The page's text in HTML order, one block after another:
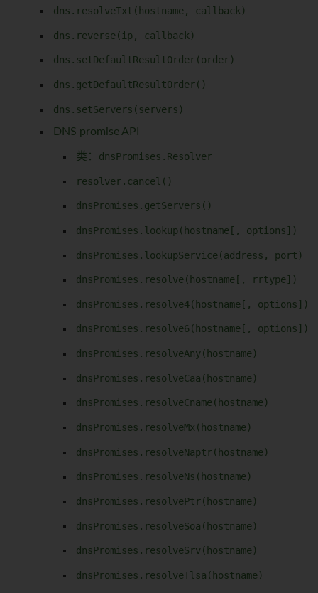
dns.resolveTxt(hostname, callback)
dns.reverse(ip, callback)
dns.setDefaultResultOrder(order)
dns.getDefaultResultOrder()
dns.setServers(servers)
DNS promise API
类： dnsPromises.Resolver
resolver.cancel()
dnsPromises.getServers()
dnsPromises.lookup(hostname[, options])
dnsPromises.lookupService(address, port)
dnsPromises.resolve(hostname[, rrtype])
dnsPromises.resolve4(hostname[, options])
dnsPromises.resolve6(hostname[, options])
dnsPromises.resolveAny(hostname)
dnsPromises.resolveCaa(hostname)
dnsPromises.resolveCname(hostname)
dnsPromises.resolveMx(hostname)
dnsPromises.resolveNaptr(hostname)
dnsPromises.resolveNs(hostname)
dnsPromises.resolvePtr(hostname)
dnsPromises.resolveSoa(hostname)
dnsPromises.resolveSrv(hostname)
dnsPromises.resolveTlsa(hostname)